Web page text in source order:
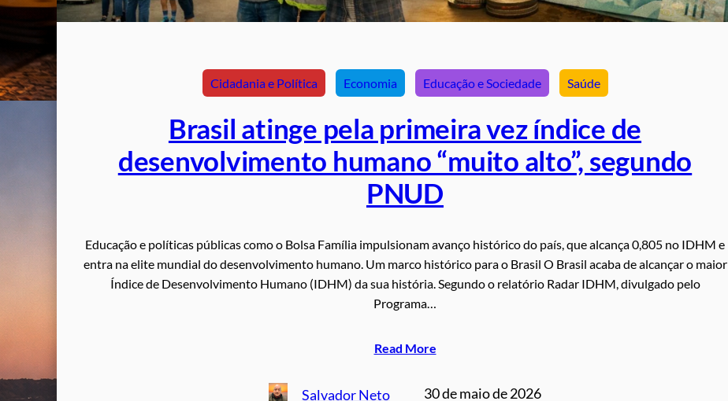
Cidadania e Política Economia Educação e Sociedade Saúde
Brasil atinge pela primeira vez índice de
desenvolvimento humano “muito alto”, segundo
PNUD
Educação e políticas públicas como o Bolsa Família impulsionam avanço histórico do país, que alcança 0,805 no IDHM e
entra na elite mundial do desenvolvimento humano. Um marco histórico para o Brasil O Brasil acaba de alcançar o maior
Índice de Desenvolvimento Humano (IDHM) da sua história. Segundo o relatório Radar IDHM, divulgado pelo
Programa…
Read More
Salvador Neto 30 de maio de 2026